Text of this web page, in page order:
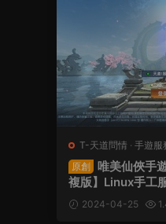
T-天道問情 · 手遊服
原創
唯美仙俠手
複版】Linux手工
權後台+視頻架設
2024-04-25